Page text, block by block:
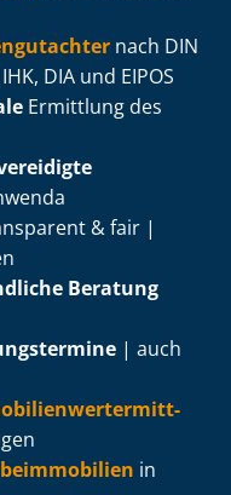
nach DIN
DIA und EIPOS
Ermittlung des
& fair |
Beratung
| auch
in